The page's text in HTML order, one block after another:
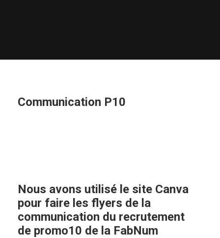
Communication P10
Nous avons utilisé le site Canva
pour faire les flyers de la
communication du recrutement
de promo10 de la FabNum